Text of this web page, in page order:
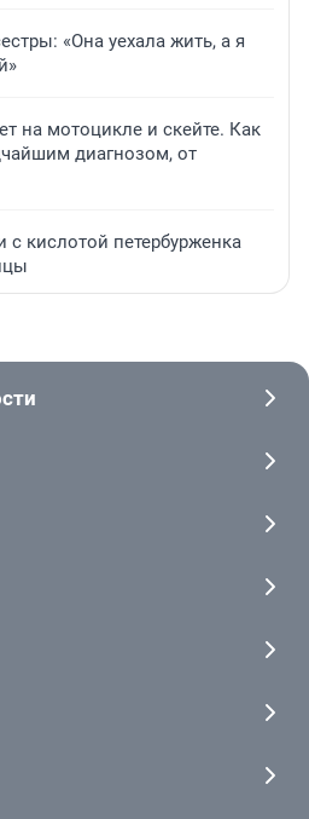
«Она уехала жить, а я
на мотоцикле и скейте. Как
диагнозом, от
кислотой петербурженка